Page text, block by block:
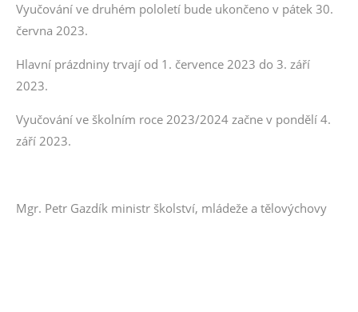
Vyučování ve druhém pololetí bude ukončeno v pátek 30.
června 2023.
Hlavní prázdniny trvají od 1. července 2023 do 3. září
2023.
Vyučování ve školním roce 2023/2024 začne v pondělí 4.
září 2023.
Mgr. Petr Gazdík ministr školství, mládeže a tělovýchovy